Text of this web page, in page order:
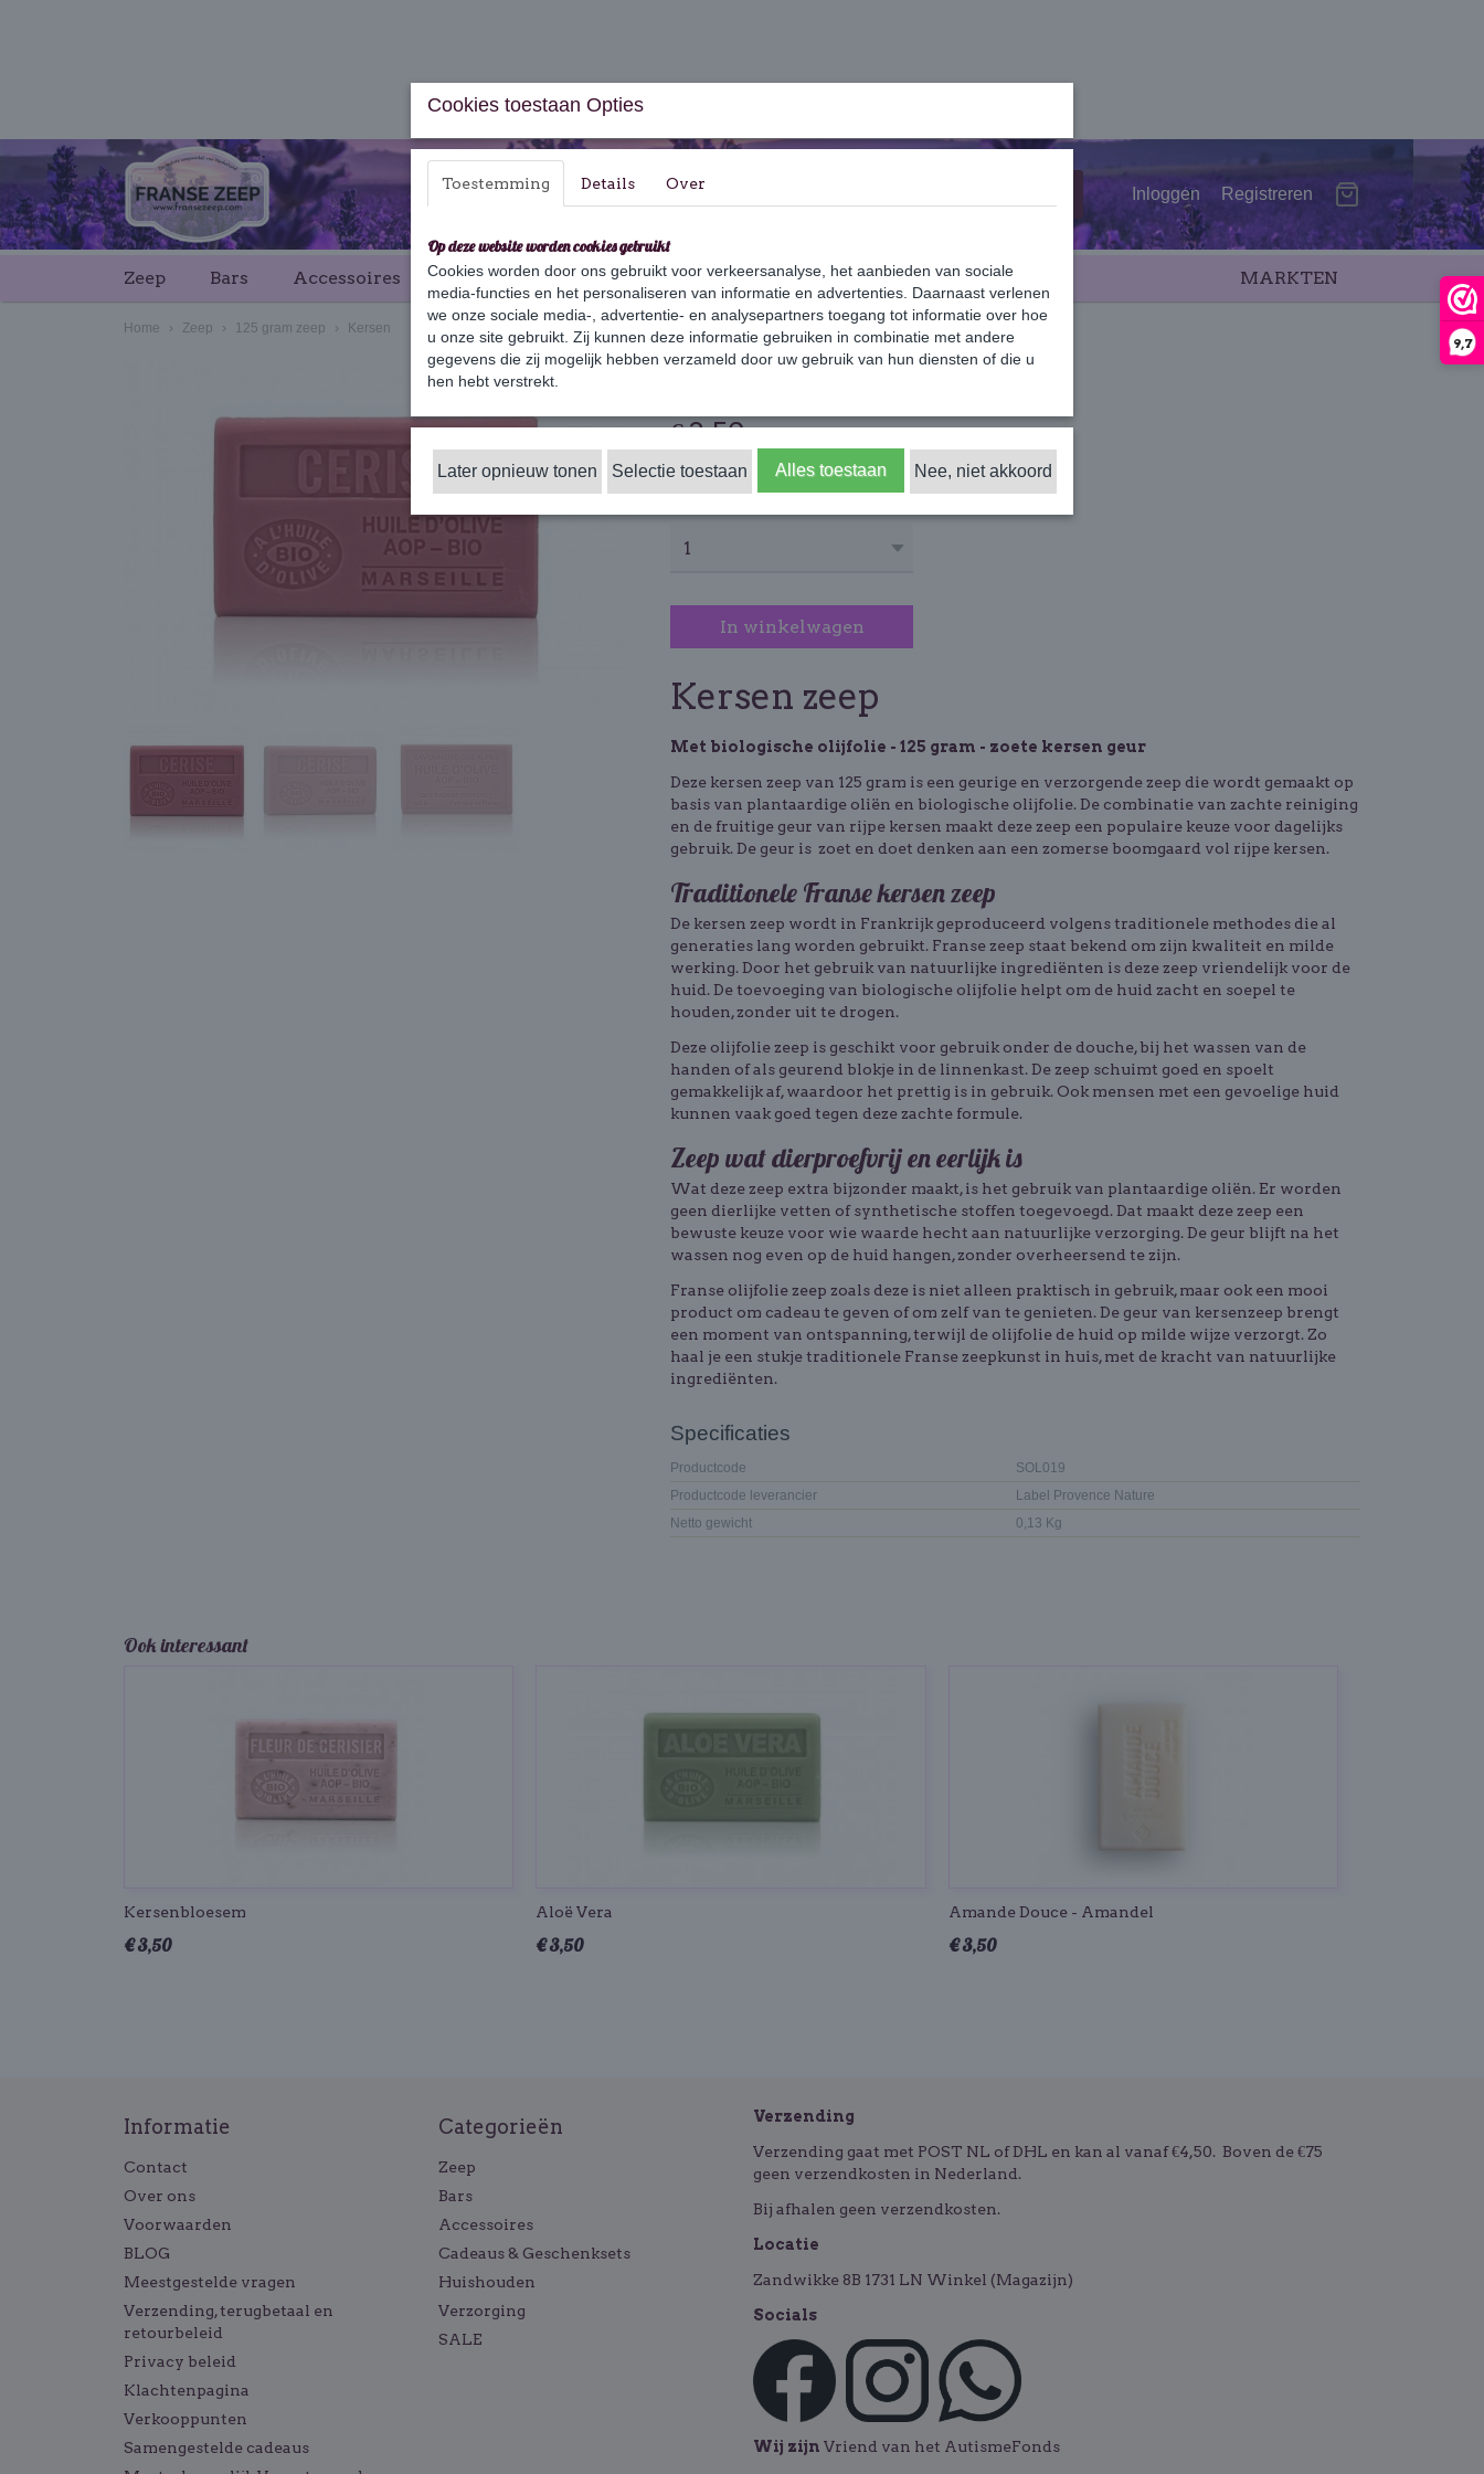
9,7
Inloggen Registreren
MARKTEN
Zeep Bars Accessoires Cadeaus & Geschenksets Huishouden Verzorging SALE
Home › Zeep › 125 gram zeep › Kersen
€ 3,50
✓Op voorraad
In winkelwagen
Kersen zeep
Met biologische olijfolie - 125 gram - zoete kersen geur
Deze kersen zeep van 125 gram is een geurige en verzorgende zeep die wordt gemaakt op
basis van plantaardige oliën en biologische olijfolie. De combinatie van zachte reiniging
en de fruitige geur van rijpe kersen maakt deze zeep een populaire keuze voor dagelijks
gebruik. De geur is zoet en doet denken aan een zomerse boomgaard vol rijpe kersen.
Traditionele Franse kersen zeep
De kersen zeep wordt in Frankrijk geproduceerd volgens traditionele methodes die al
generaties lang worden gebruikt. Franse zeep staat bekend om zijn kwaliteit en milde
werking. Door het gebruik van natuurlijke ingrediënten is deze zeep vriendelijk voor de
huid. De toevoeging van biologische olijfolie helpt om de huid zacht en soepel te
houden, zonder uit te drogen.
Deze olijfolie zeep is geschikt voor gebruik onder de douche, bij het wassen van de
handen of als geurend blokje in de linnenkast. De zeep schuimt goed en spoelt
gemakkelijk af, waardoor het prettig is in gebruik. Ook mensen met een gevoelige huid
kunnen vaak goed tegen deze zachte formule.
Zeep wat dierproefvrij en eerlijk is
Wat deze zeep extra bijzonder maakt, is het gebruik van plantaardige oliën. Er worden
geen dierlijke vetten of synthetische stoffen toegevoegd. Dat maakt deze zeep een
bewuste keuze voor wie waarde hecht aan natuurlijke verzorging. De geur blijft na het
wassen nog even op de huid hangen, zonder overheersend te zijn.
Franse olijfolie zeep zoals deze is niet alleen praktisch in gebruik, maar ook een mooi
product om cadeau te geven of om zelf van te genieten. De geur van kersenzeep brengt
een moment van ontspanning, terwijl de olijfolie de huid op milde wijze verzorgt. Zo
haal je een stukje traditionele Franse zeepkunst in huis, met de kracht van natuurlijke
ingrediënten.
Specificaties
Productcode
SOL019
Productcode leverancier
Label Provence Nature
Netto gewicht
0,13 Kg
Ook interessant
Kersenbloesem
€ 3,50
Aloë Vera
€ 3,50
Amande Douce - Amandel
€ 3,50
Informatie
Contact
Over ons
Voorwaarden
BLOG
Meestgestelde vragen
Verzending, terugbetaal en
retourbeleid
Privacy beleid
Klachtenpagina
Verkooppunten
Samengestelde cadeaus
Categorieën
Zeep
Bars
Accessoires
Cadeaus & Geschenksets
Huishouden
Verzorging
SALE
Verzending
Verzending gaat met POST NL of DHL en kan al vanaf €4,50. Boven de €75
geen verzendkosten in Nederland.
Bij afhalen geen verzendkosten.
Locatie
Zandwikke 8B 1731 LN Winkel (Magazijn)
Socials
Wij zijn Vriend van het AutismeFonds
Cookies toestaan Opties
Toestemming Details Over
Op deze website worden cookies gebruikt
Cookies worden door ons gebruikt voor verkeersanalyse, het aanbieden van sociale
media-functies en het personaliseren van informatie en advertenties. Daarnaast verlenen
we onze sociale media-, advertentie- en analysepartners toegang tot informatie over hoe
u onze site gebruikt. Zij kunnen deze informatie gebruiken in combinatie met andere
gegevens die zij mogelijk hebben verzameld door uw gebruik van hun diensten of die u
hen hebt verstrekt.
Later opnieuw tonen Selectie toestaan Alles toestaan Nee, niet akkoord